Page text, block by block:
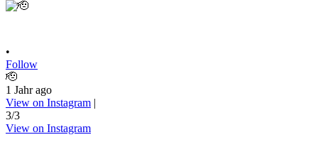
•
Follow
🫡
1 Jahr ago
View on Instagram |
3/3
View on Instagram